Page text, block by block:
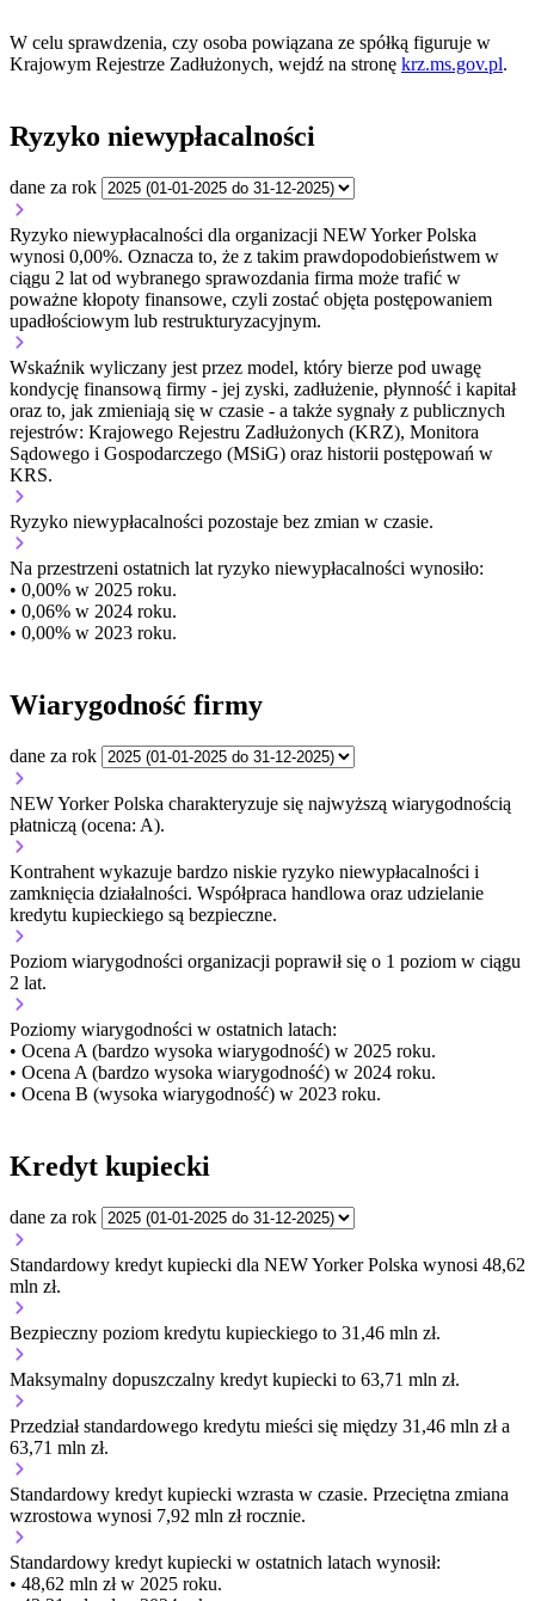
W celu sprawdzenia, czy osoba powiązana ze spółką figuruje w
Krajowym Rejestrze Zadłużonych, wejdź na stronę krz.ms.gov.pl.
Ryzyko niewypłacalności
dane za rok
Ryzyko niewypłacalności dla organizacji NEW Yorker Polska
wynosi 0,00%. Oznacza to, że z takim prawdopodobieństwem w
ciągu 2 lat od wybranego sprawozdania firma może trafić w
poważne kłopoty finansowe, czyli zostać objęta postępowaniem
upadłościowym lub restrukturyzacyjnym.
Wskaźnik wyliczany jest przez model, który bierze pod uwagę
kondycję finansową firmy - jej zyski, zadłużenie, płynność i kapitał
oraz to, jak zmieniają się w czasie - a także sygnały z publicznych
rejestrów: Krajowego Rejestru Zadłużonych (KRZ), Monitora
Sądowego i Gospodarczego (MSiG) oraz historii postępowań w
KRS.
Ryzyko niewypłacalności pozostaje bez zmian w czasie.
Na przestrzeni ostatnich lat ryzyko niewypłacalności wynosiło:
• 0,00% w 2025 roku.
• 0,06% w 2024 roku.
• 0,00% w 2023 roku.
Wiarygodność firmy
dane za rok
NEW Yorker Polska charakteryzuje się najwyższą wiarygodnością
płatniczą (ocena: A).
Kontrahent wykazuje bardzo niskie ryzyko niewypłacalności i
zamknięcia działalności. Współpraca handlowa oraz udzielanie
kredytu kupieckiego są bezpieczne.
Poziom wiarygodności organizacji poprawił się o 1 poziom w ciągu
2 lat.
Poziomy wiarygodności w ostatnich latach:
• Ocena A (bardzo wysoka wiarygodność) w 2025 roku.
• Ocena A (bardzo wysoka wiarygodność) w 2024 roku.
• Ocena B (wysoka wiarygodność) w 2023 roku.
Kredyt kupiecki
dane za rok
Standardowy kredyt kupiecki dla NEW Yorker Polska wynosi 48,62
mln zł.
Bezpieczny poziom kredytu kupieckiego to 31,46 mln zł.
Maksymalny dopuszczalny kredyt kupiecki to 63,71 mln zł.
Przedział standardowego kredytu mieści się między 31,46 mln zł a
63,71 mln zł.
Standardowy kredyt kupiecki wzrasta w czasie. Przeciętna zmiana
wzrostowa wynosi 7,92 mln zł rocznie.
Standardowy kredyt kupiecki w ostatnich latach wynosił:
• 48,62 mln zł w 2025 roku.